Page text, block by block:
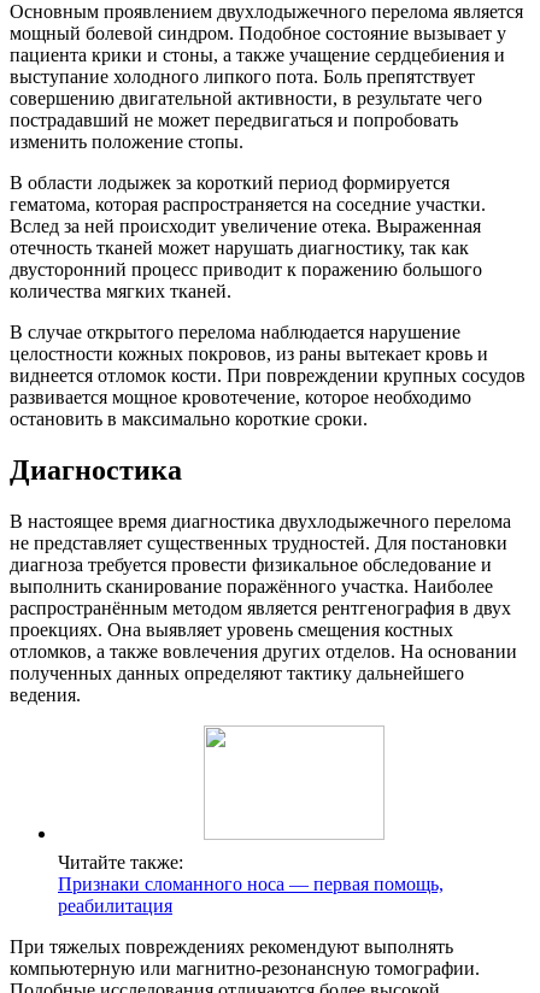
Основным проявлением двухлодыжечного перелома является
мощный болевой синдром. Подобное состояние вызывает у
пациента крики и стоны, а также учащение сердцебиения и
выступание холодного липкого пота. Боль препятствует
совершению двигательной активности, в результате чего
пострадавший не может передвигаться и попробовать
изменить положение стопы.
В области лодыжек за короткий период формируется
гематома, которая распространяется на соседние участки.
Вслед за ней происходит увеличение отека. Выраженная
отечность тканей может нарушать диагностику, так как
двусторонний процесс приводит к поражению большого
количества мягких тканей.
В случае открытого перелома наблюдается нарушение
целостности кожных покровов, из раны вытекает кровь и
виднеется отломок кости. При повреждении крупных сосудов
развивается мощное кровотечение, которое необходимо
остановить в максимально короткие сроки.
Диагностика
В настоящее время диагностика двухлодыжечного перелома
не представляет существенных трудностей. Для постановки
диагноза требуется провести физикальное обследование и
выполнить сканирование поражённого участка. Наиболее
распространённым методом является рентгенография в двух
проекциях. Она выявляет уровень смещения костных
отломков, а также вовлечения других отделов. На основании
полученных данных определяют тактику дальнейшего
ведения.
Читайте также:
Признаки сломанного носа — первая помощь,
реабилитация
При тяжелых повреждениях рекомендуют выполнять
компьютерную или магнитно-резонансную томографии.